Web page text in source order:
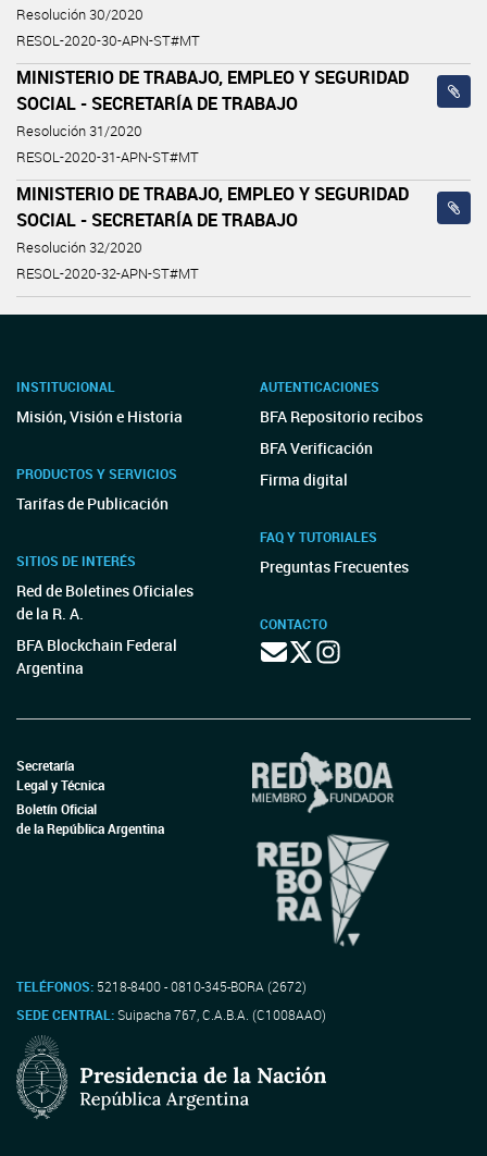
Resolución 30/2020
RESOL-2020-30-APN-ST#MT
MINISTERIO DE TRABAJO, EMPLEO Y SEGURIDAD
SOCIAL - SECRETARÍA DE TRABAJO
Resolución 31/2020
RESOL-2020-31-APN-ST#MT
MINISTERIO DE TRABAJO, EMPLEO Y SEGURIDAD
SOCIAL - SECRETARÍA DE TRABAJO
Resolución 32/2020
RESOL-2020-32-APN-ST#MT
INSTITUCIONAL
Misión, Visión e Historia
PRODUCTOS Y SERVICIOS
Tarifas de Publicación
SITIOS DE INTERÉS
Red de Boletines Oficiales
de la R. A.
BFA Blockchain Federal
Argentina
AUTENTICACIONES
BFA Repositorio recibos
BFA Verificación
Firma digital
FAQ Y TUTORIALES
Preguntas Frecuentes
CONTACTO
Secretaría
Legal y Técnica
Boletín Oficial
de la República Argentina
TELÉFONOS: 5218-8400 - 0810-345-BORA (2672)
SEDE CENTRAL:Suipacha 767, C.A.B.A. (C1008AAO)